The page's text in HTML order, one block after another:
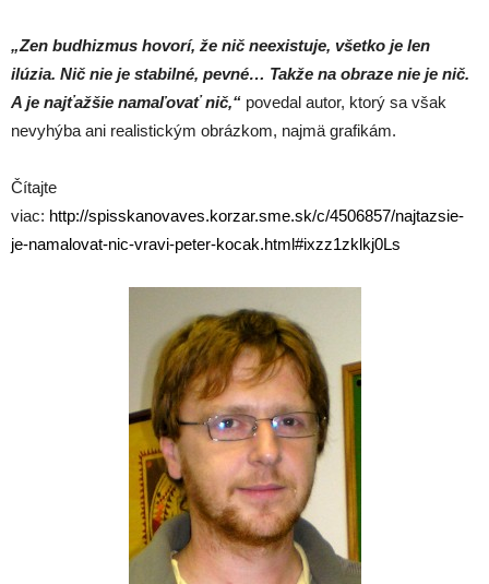
„Zen budhizmus hovorí, že nič neexistuje, všetko je len
ilúzia. Nič nie je stabilné, pevné… Takže na obraze nie je nič.
A je najťažšie namaľovať nič,“ povedal autor, ktorý sa však
nevyhýba ani realistickým obrázkom, najmä grafikám.
Čítajte
viac: http://spisskanovaves.korzar.sme.sk/c/4506857/najtazsie-
je-namalovat-nic-vravi-peter-kocak.html#ixzz1zklkj0Ls